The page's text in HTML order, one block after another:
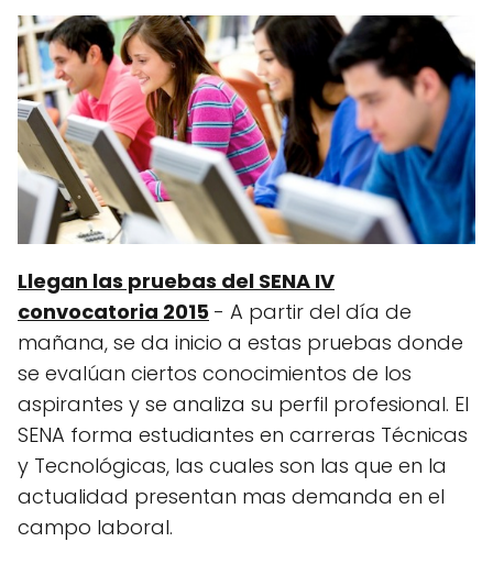
Llegan las pruebas del SENA IV
convocatoria 2015 - A partir del día de
mañana, se da inicio a estas pruebas donde
se evalúan ciertos conocimientos de los
aspirantes y se analiza su perfil profesional. El
SENA forma estudiantes en carreras Técnicas
y Tecnológicas, las cuales son las que en la
actualidad presentan mas demanda en el
campo laboral.